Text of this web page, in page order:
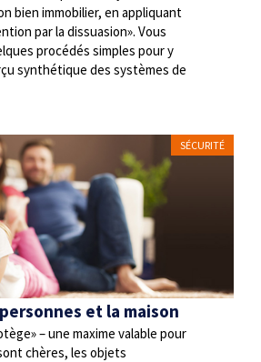
bien immobilier, en appliquant
par la dissuasion». Vous
procédés simples pour y
synthétique des systèmes de
SÉCURITÉ
et la maison
– une maxime valable pour
chères, les objets